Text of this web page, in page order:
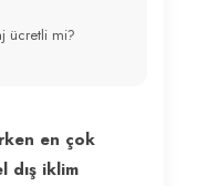
ücretli mi?
en çok
dış iklim